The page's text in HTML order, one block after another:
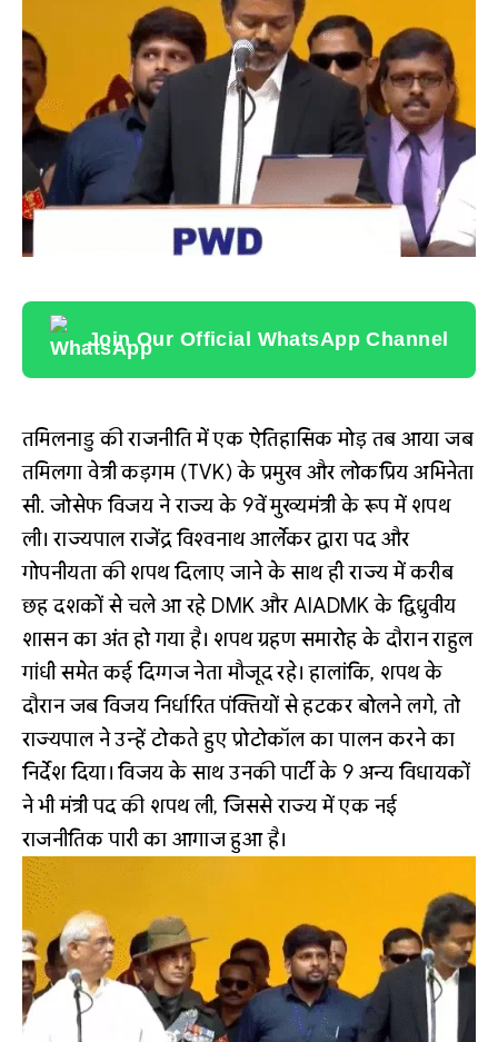
Join Our Official WhatsApp Channel
तमिलनाडु की राजनीति में एक ऐतिहासिक मोड़ तब आया जब
तमिलगा वेत्री कड़गम (TVK) के प्रमुख और लोकप्रिय अभिनेता
सी. जोसेफ विजय ने राज्य के 9वें मुख्यमंत्री के रूप में शपथ
ली। राज्यपाल राजेंद्र विश्वनाथ आर्लेकर द्वारा पद और
गोपनीयता की शपथ दिलाए जाने के साथ ही राज्य में करीब
छह दशकों से चले आ रहे DMK और AIADMK के द्विध्रुवीय
शासन का अंत हो गया है। शपथ ग्रहण समारोह के दौरान राहुल
गांधी समेत कई दिग्गज नेता मौजूद रहे। हालांकि, शपथ के
दौरान जब विजय निर्धारित पंक्तियों से हटकर बोलने लगे, तो
राज्यपाल ने उन्हें टोकते हुए प्रोटोकॉल का पालन करने का
निर्देश दिया। विजय के साथ उनकी पार्टी के 9 अन्य विधायकों
ने भी मंत्री पद की शपथ ली, जिससे राज्य में एक नई
राजनीतिक पारी का आगाज हुआ है।